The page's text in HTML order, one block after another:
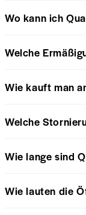
Wo kann ich
Welche
Wie kauft man
Welche
Wie lange sind
Wie lauten die